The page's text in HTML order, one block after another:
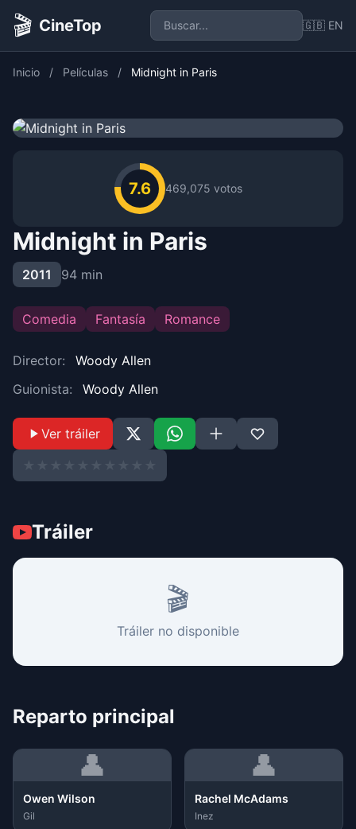
🎬 CineTop 🇬🇧 EN
Inicio / Películas / Midnight in Paris
7.6 469,075 votos
Midnight in Paris
2011 94 min
Comedia Fantasía Romance
Director:
Woody Allen
Guionista:
Woody Allen
Ver tráiler
Tráiler
🎬
Tráiler no disponible
Reparto principal
👤
Owen Wilson
Gil
👤
Rachel McAdams
Inez